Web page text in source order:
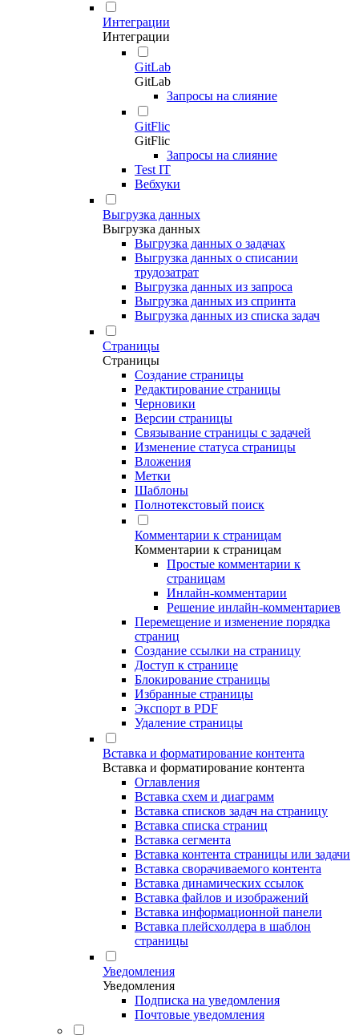
Интеграции
Интеграции
GitLab
GitLab
Запросы на слияние
GitFlic
GitFlic
Запросы на слияние
Test IT
Вебхуки
Выгрузка данных
Выгрузка данных
Выгрузка данных о задачах
Выгрузка данных о списании
трудозатрат
Выгрузка данных из запроса
Выгрузка данных из спринта
Выгрузка данных из списка задач
Страницы
Страницы
Создание страницы
Редактирование страницы
Черновики
Версии страницы
Связывание страницы с задачей
Изменение статуса страницы
Вложения
Метки
Шаблоны
Полнотекстовый поиск
Комментарии к страницам
Комментарии к страницам
Простые комментарии к
страницам
Инлайн-комментарии
Решение инлайн-комментариев
Перемещение и изменение порядка
страниц
Создание ссылки на страницу
Доступ к странице
Блокирование страницы
Избранные страницы
Экспорт в PDF
Удаление страницы
Вставка и форматирование контента
Вставка и форматирование контента
Оглавления
Вставка схем и диаграмм
Вставка списков задач на страницу
Вставка списка страниц
Вставка сегмента
Вставка контента страницы или задачи
Вставка сворачиваемого контента
Вставка динамических ссылок
Вставка файлов и изображений
Вставка информационной панели
Вставка плейсхолдера в шаблон
страницы
Уведомления
Уведомления
Подписка на уведомления
Почтовые уведомления